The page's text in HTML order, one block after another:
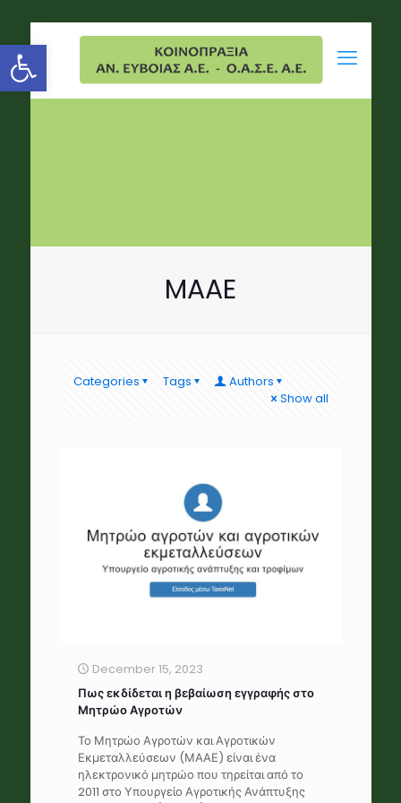
Open toolbar
MAAE
Categories Tags
Authors
Show all
December 15, 2023
Πως εκδίδεται η βεβαίωση εγγραφής στο
Μητρώο Αγροτών
Το Μητρώο Αγροτών και Αγροτικών
Εκμεταλλεύσεων (ΜΑΑΕ) είναι ένα
ηλεκτρονικό μητρώο που τηρείται από το
2011 στο Υπουργείο Αγροτικής Ανάπτυξης